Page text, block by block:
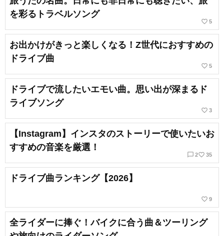
を彩るトラベルソング
favorite_border 5
お出かけがきっと楽しくなる！Z世代におすすめの
ドライブ曲
favorite_border 5
ドライブで流したいエモい曲。思い出が深まるド
ライブソング
favorite_border 3
【Instagram】インスタのストーリーで使いたいお
すすめの音楽を厳選！
chat_bubble_outline 2favorite_border 35
ドライブ曲ランキング【2026】
favorite_border 9
全ライダーに捧ぐ！バイクに合う曲＆ツーリング